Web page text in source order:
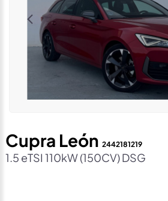
Cupra León 2442181219
1.5 eTSI 110kW (150CV) DSG